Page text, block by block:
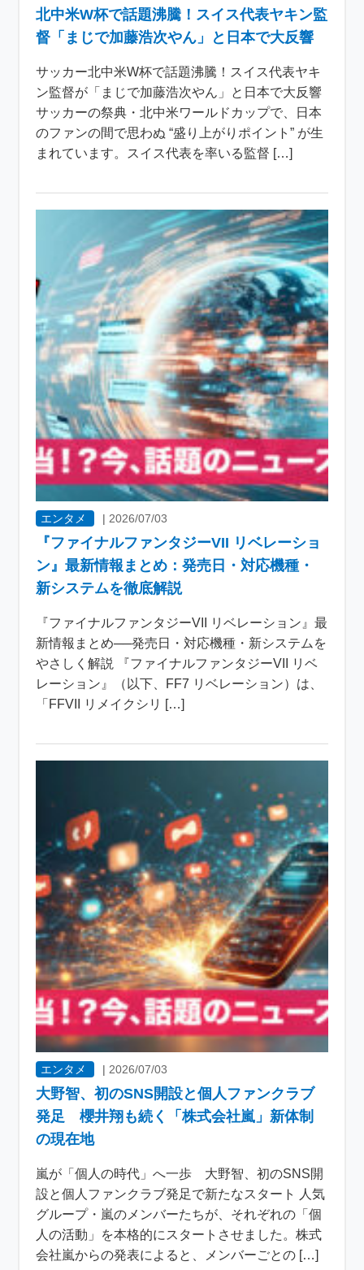
北中米W杯で話題沸騰！スイス代表ヤキン監
督「まじで加藤浩次やん」と日本で大反響
サッカー北中米W杯で話題沸騰！スイス代表ヤキ
ン監督が「まじで加藤浩次やん」と日本で大反響
サッカーの祭典・北中米ワールドカップで、日本
のファンの間で思わぬ “盛り上がりポイント” が生
まれています。スイス代表を率いる監督 […]
エンタメ | 2026/07/03
『ファイナルファンタジーVII リベレーショ
ン』最新情報まとめ：発売日・対応機種・
新システムを徹底解説
『ファイナルファンタジーVII リベレーション』最
新情報まとめ──発売日・対応機種・新システムを
やさしく解説 『ファイナルファンタジーVII リベ
レーション』（以下、FF7 リベレーション）は、
「FFVII リメイクシリ […]
エンタメ |2026/07/03
大野智、初のSNS開設と個人ファンクラブ
発足 櫻井翔も続く「株式会社嵐」新体制
の現在地
嵐が「個人の時代」へ一歩 大野智、初のSNS開
設と個人ファンクラブ発足で新たなスタート 人気
グループ・嵐のメンバーたちが、それぞれの「個
人の活動」を本格的にスタートさせました。株式
会社嵐からの発表によると、メンバーごとの […]